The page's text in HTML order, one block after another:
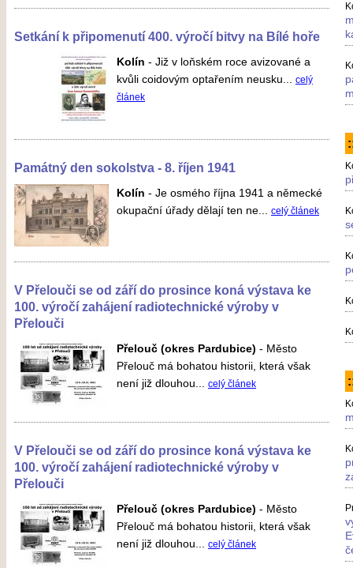
Setkání k připomenutí 400. výročí bitvy na Bílé hoře
Kolín - Již v loňském roce avizované a
kvůli coidovým optařením neusku... celý
článek
Památný den sokolstva - 8. říjen 1941
Kolín - Je osmého října 1941 a německé
okupační úřady dělají ten ne... celý článek
V Přelouči se od září do prosince koná výstava ke
100. výročí zahájení radiotechnické výroby v
Přelouči
Přelouč (okres Pardubice) - Město
Přelouč má bohatou historii, která však
není již dlouhou... celý článek
V Přelouči se od září do prosince koná výstava ke
100. výročí zahájení radiotechnické výroby v
Přelouči
Přelouč (okres Pardubice) - Město
Přelouč má bohatou historii, která však
není již dlouhou... celý článek